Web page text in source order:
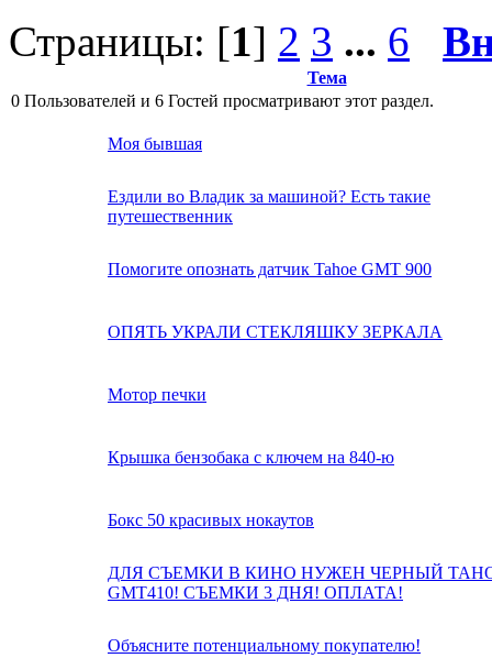
Страницы: [1] 2 3 ... 6
Тема
0 Пользователей и 6 Гостей просматривают этот раздел.
Моя бывшая
Ездили во Владик за машиной? Есть такие
путешественник
Помогите опознать датчик Tahoe GMT 900
ОПЯТЬ УКРАЛИ СТЕКЛЯШКУ ЗЕРКАЛА
Мотор печки
Крышка бензобака с ключем на 840-ю
Бокс 50 красивых нокаутов
ДЛЯ СЪЕМКИ В КИНО НУЖЕН ЧЕРНЫЙ
GMT410! СЪЕМКИ 3 ДНЯ! ОПЛАТА!
Объясните потенциальному покупателю!